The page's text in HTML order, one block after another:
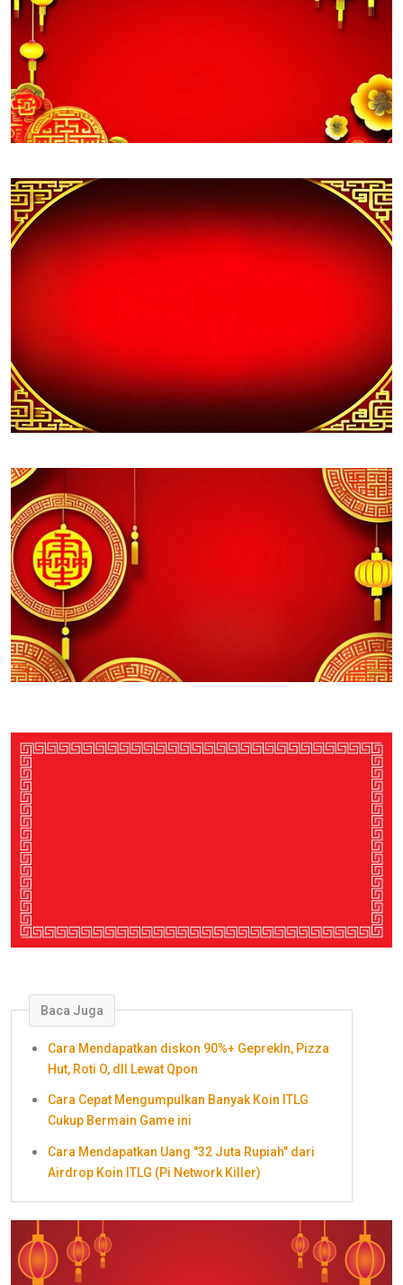
Baca Juga
Cara Mendapatkan diskon 90%+ GeprekIn, Pizza
Hut, Roti O, dll Lewat Qpon
Cara Cepat Mengumpulkan Banyak Koin ITLG
Cukup Bermain Game ini
Cara Mendapatkan Uang "32 Juta Rupiah" dari
Airdrop Koin ITLG (Pi Network Killer)